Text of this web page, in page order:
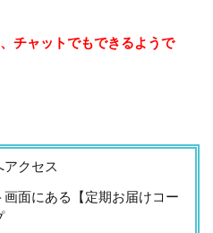
チャットでもできるようで
クセス
面にある【定期お届けコー